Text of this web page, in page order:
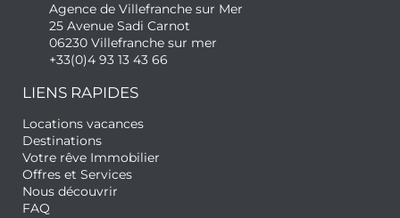
Agence de Villefranche sur Mer
25 Avenue Sadi Carnot
06230 Villefranche sur mer
+33(0)4 93 13 43 66
LIENS RAPIDES
Locations vacances
Destinations
Votre rêve Immobilier
Offres et Services
Nous découvrir
FAQ